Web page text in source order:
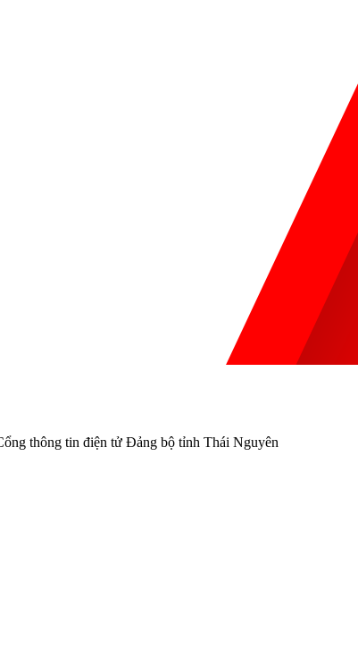
thông tin điện tử Đảng bộ tỉnh Thái Nguyên